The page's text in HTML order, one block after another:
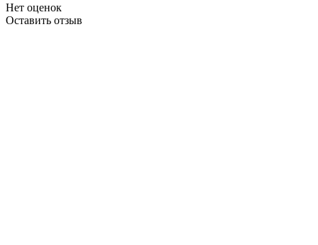
Нет оценок
Оставить отзыв